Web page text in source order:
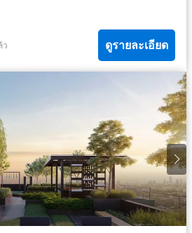
ว ดูรายละเอียด